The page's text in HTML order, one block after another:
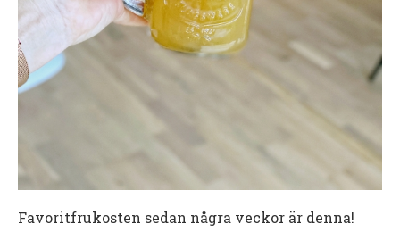
Favoritfrukosten sedan några veckor är denna!